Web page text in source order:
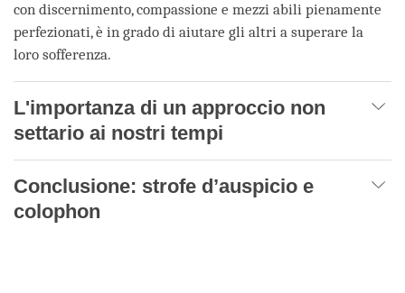
con discernimento, compassione e mezzi abili pienamente
perfezionati, è in grado di aiutare gli altri a superare la
loro sofferenza.
L'importanza di un approccio non
settario ai nostri tempi
Conclusione: strofe d’auspicio e
colophon